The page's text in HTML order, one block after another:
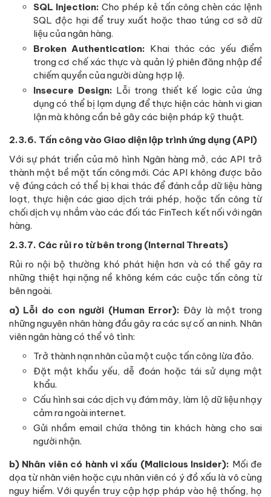
SQL Injection: Cho phép kẻ tấn công chèn các lệnh
SQL độc hại để truy xuất hoặc thao túng cơ sở dữ
liệu của ngân hàng.
Broken Authentication: Khai thác các yếu điểm
trong cơ chế xác thực và quản lý phiên đăng nhập để
chiếm quyền của người dùng hợp lệ.
Insecure Design: Lỗi trong thiết kế logic của ứng
dụng có thể bị lạm dụng để thực hiện các hành vi gian
lận mà không cần bẻ gãy các biện pháp kỹ thuật.
2.3.6. Tấn công vào Giao diện lập trình ứng dụng (API)
Với sự phát triển của mô hình Ngân hàng mở, các API trở
thành một bề mặt tấn công mới. Các API không được bảo
vệ đúng cách có thể bị khai thác để đánh cắp dữ liệu hàng
loạt, thực hiện các giao dịch trái phép, hoặc tấn công từ
chối dịch vụ nhắm vào các đối tác FinTech kết nối với ngân
hàng.
2.3.7. Các rủi ro từ bên trong (Internal Threats)
Rủi ro nội bộ thường khó phát hiện hơn và có thể gây ra
những thiệt hại nặng nề không kém các cuộc tấn công từ
bên ngoài.
a) Lỗi do con người (Human Error): Đây là một trong
những nguyên nhân hàng đầu gây ra các sự cố an ninh. Nhân
viên ngân hàng có thể vô tình:
Trở thành nạn nhân của một cuộc tấn công lừa đảo.
Đặt mật khẩu yếu, dễ đoán hoặc tái sử dụng mật
khẩu.
Cấu hình sai các dịch vụ đám mây, làm lộ dữ liệu nhạy
cảm ra ngoài internet.
Gửi nhầm email chứa thông tin khách hàng cho sai
người nhận.
b) Nhân viên có hành vi xấu (Malicious Insider): Mối đe
dọa từ nhân viên hoặc cựu nhân viên có ý đồ xấu là vô cùng
nguy hiểm. Với quyền truy cập hợp pháp vào hệ thống, họ